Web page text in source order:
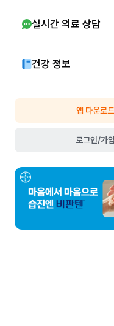
실시간 의료 상담
건강 정보
앱 다운로드
로그인/가입